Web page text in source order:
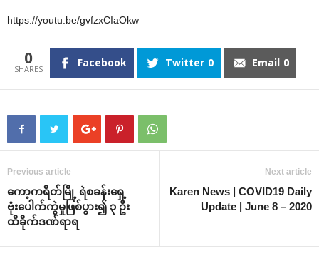
https://youtu.be/gvfzxCIaOkw
0 Facebook Twitter 0 Email 0
Previous article
‌ကော့ကရိတ်မြို့ ရဲစခန်း‌ရှေ့
ဗုံး‌ပေါက်ကွဲမှုဖြစ်ပွား၍ ၃ ဦး
ထိခိုက်ဒဏ်ရာရ
Next article
Karen News | COVID19 Daily
Update | June 8 – 2020